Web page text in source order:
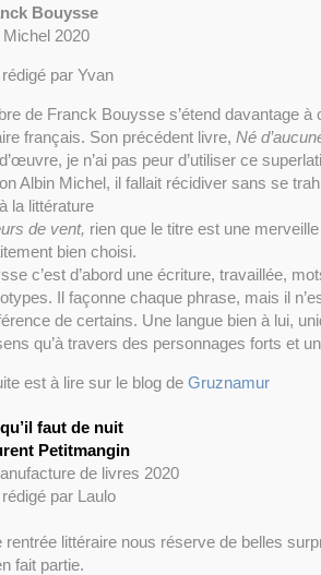
Bouysse
Michel 2020
rédigé par Yvan
de Franck Bouysse s’étend davantage
français. Son précédent livre, Né
je n’ai pas peur d’utiliser ce
Albin Michel, il fallait récidiver sans se
la littérature
de vent, rien que le titre est une
bien choisi.
c’est d’abord une écriture, travaillée,
Il façonne chaque phrase, mais il
de certains. Une langue bien à lui,
qu’à travers des personnages forts et
est à lire sur le blog de Gruznamur
faut de nuit
Petitmangin
de livres 2020
rédigé par Laulo
rentrée littéraire nous réserve de belles
fait partie.